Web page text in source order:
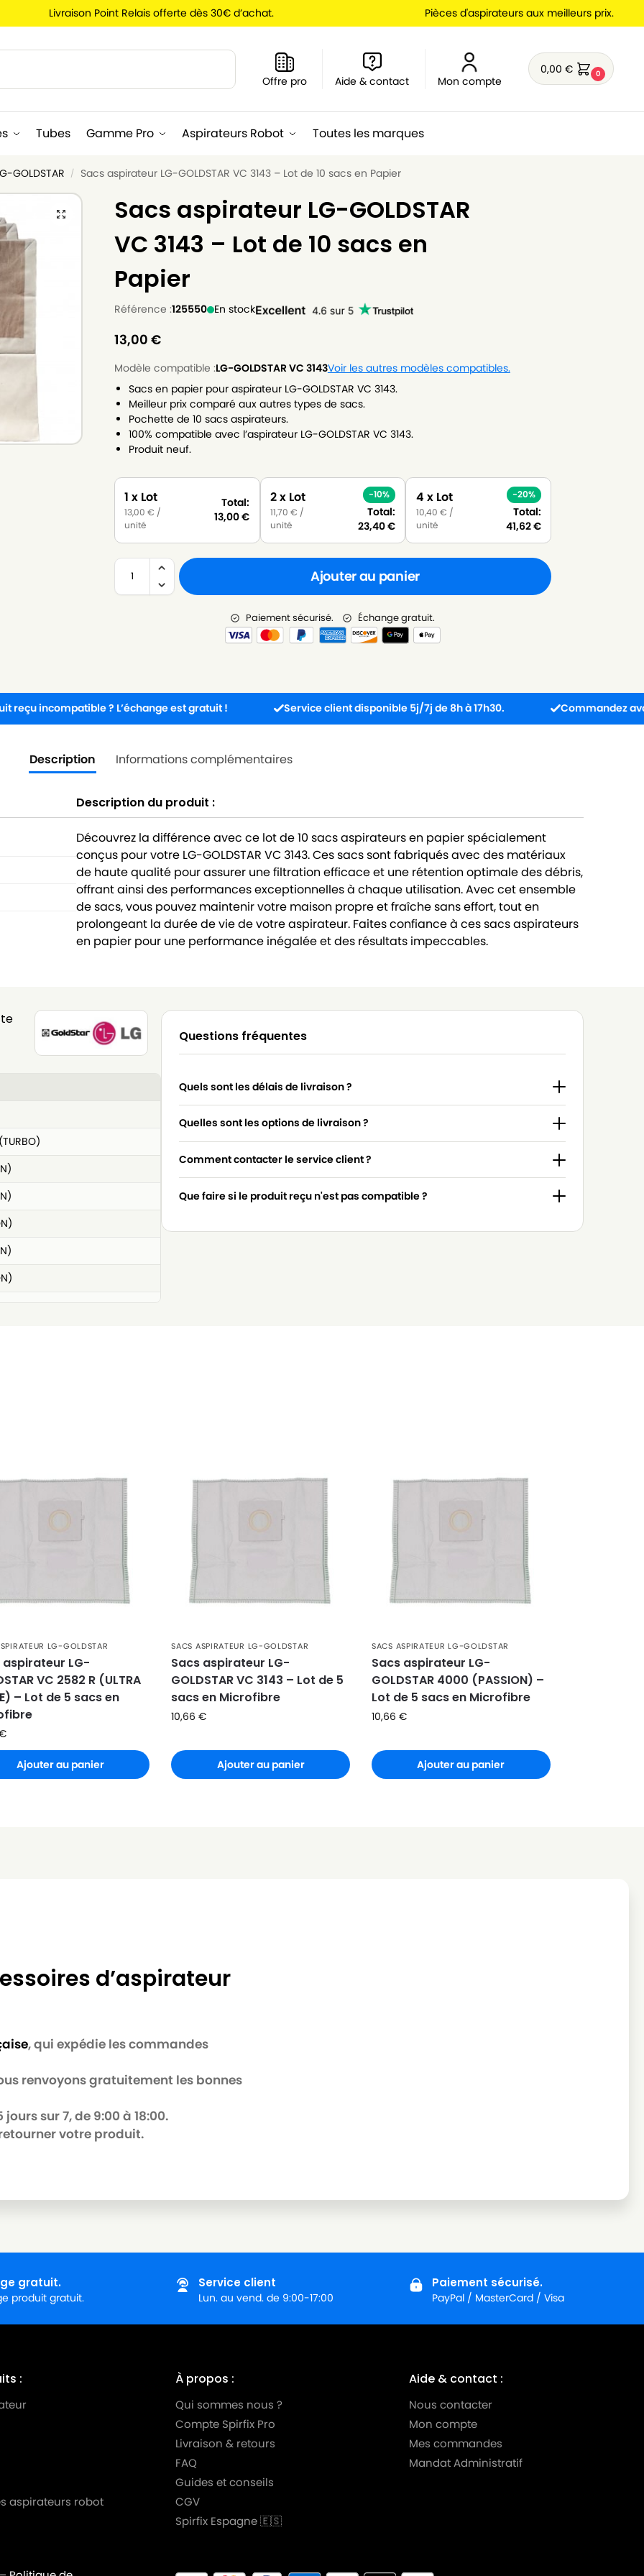
Livraison Point Relais offerte dès 30€ d’achat. Pièces d'aspirateurs aux meilleurs prix.
Offre pro Aide & contact Mon compte
0,00€ 0
Tubes Gamme Pro Aspirateurs Robot Toutes les marques
GOLDSTAR / Sacs aspirateur LG-GOLDSTAR VC 3143 – Lot de 10 sacs en Papier
Sacs aspirateur LG-GOLDSTAR
VC 3143 – Lot de 10 sacs en
Papier
Référence :125550 En stock
13,00 €
Modèle compatible :LG-GOLDSTAR VC 3143Voir les autres modèles compatibles.
Sacs en papier pour aspirateur LG-GOLDSTAR VC 3143.
Meilleur prix comparé aux autres types de sacs.
Pochette de 10 sacs aspirateurs.
100% compatible avec l’aspirateur LG-GOLDSTAR VC 3143.
Produit neuf.
1 x Lot
13,00€ /
unité
Total:
13,00€
2 x Lot
11,70€ /
unité
-10%
Total:
23,40€
4 x Lot
10,40 € /
unité
-20%
Total:
41,62€
Ajouter au panier
Paiement sécurisé. Échange gratuit.
? L’échange est gratuit ! Service client disponible 5j/7j de 8h à 17h30. Commandez avant 13h :
Description Informations complémentaires
Description du produit :
Découvrez la différence avec ce lot de 10 sacs aspirateurs en papier spécialement
conçus pour votre LG-GOLDSTAR VC 3143. Ces sacs sont fabriqués avec des matériaux
de haute qualité pour assurer une filtration efficace et une rétention optimale des débris,
offrant ainsi des performances exceptionnelles à chaque utilisation. Avec cet ensemble
de sacs, vous pouvez maintenir votre maison propre et fraîche sans effort, tout en
prolongeant la durée de vie de votre aspirateur. Faites confiance à ces sacs aspirateurs
en papier pour une performance inégalée et des résultats impeccables.
(TURBO)
Questions fréquentes
Quels sont les délais de livraison ?
Quelles sont les options de livraison ?
Comment contacter le service client ?
Que faire si le produit reçu n'est pas compatible ?
LG-GOLDSTAR
aspirateur LG-
VC 2582 R (ULTRA
– Lot de 5 sacs en
Ajouter au panier
SACS ASPIRATEUR LG-GOLDSTAR
Sacs aspirateur LG-
GOLDSTAR VC 3143 – Lot de 5
sacs en Microfibre
10,66€
Ajouter au panier
SACS ASPIRATEUR LG-GOLDSTAR
Sacs aspirateur LG-
GOLDSTAR 4000 (PASSION) –
Lot de 5 sacs en Microfibre
10,66€
Ajouter au panier
d’aspirateur
, qui expédie les commandes
renvoyons gratuitement les bonnes
sur 7, de 9:00 à 18:00.
votre produit.
gratuit.
produit gratuit.
Service client
Lun. au vend. de 9:00-17:00
Paiement sécurisé.
PayPal / MasterCard / Visa
:
aspirateurs robot
À propos :
Qui sommes nous ?
Compte Spirfix Pro
Livraison & retours
FAQ
Guides et conseils
CGV
Spirfix Espagne 🇪🇸
Aide & contact :
Nous contacter
Mon compte
Mes commandes
Mandat Administratif